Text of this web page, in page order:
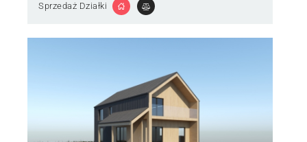
Sprzedaż Działki